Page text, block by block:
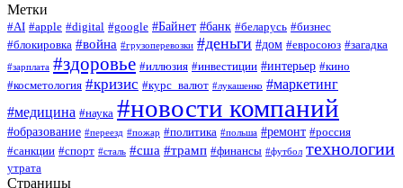
Метки
#AI #apple #digital #google #Байнет #банк #беларусь #бизнес
#блокировка #война #грузоперевозки #деньги #дом #евросоюз #загадка
#зарплата #здоровье #иллюзия #инвестиции #интерьер #кино
#косметология #кризис #курс_валют #лукашенко #маркетинг
#медицина #наука #новости компаний
#образование #переезд #пожар #политика #польша #ремонт #россия
#санкции #спорт #сталь #сша #трамп #финансы #футбол технологии
утрата
Страницы